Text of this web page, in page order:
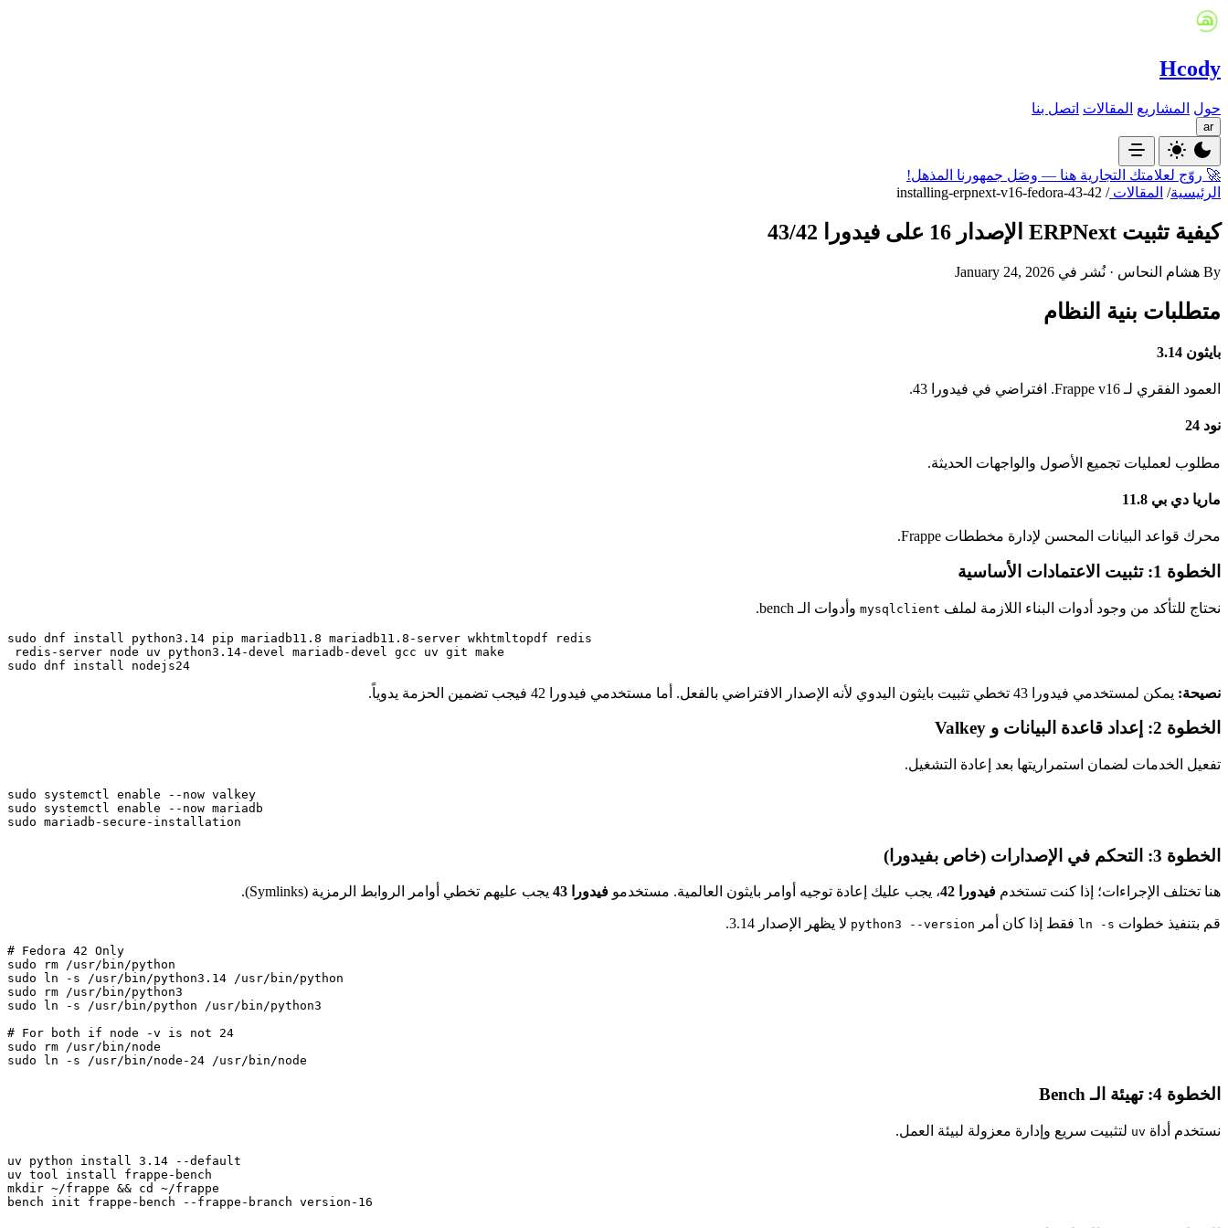
Hcody
حول المشاريع المقالات اتصل بنا
ar
🚀 روّج لعلامتك التجارية هنا — وصَل جمهورنا المذهل!
الرئيسية/ المقالات /
installing-erpnext-v16-fedora-43-42
كيفية تثبيت ERPNext الإصدار 16 على فيدورا 43/42
By هشام النحاس · نُشر في January 24, 2026
متطلبات بنية النظام
بايثون 3.14
العمود الفقري لـ Frappe v16. افتراضي في فيدورا 43.
نود 24
مطلوب لعمليات تجميع الأصول والواجهات الحديثة.
ماريا دي بي 11.8
محرك قواعد البيانات المحسن لإدارة مخططات Frappe.
الخطوة 1: تثبيت الاعتمادات الأساسية
نحتاج للتأكد من وجود أدوات البناء اللازمة لملف mysqlclient وأدوات الـ bench.
sudo dnf install python3.14 pip mariadb11.8 mariadb11.8-server wkhtmltopdf redis
redis-server node uv python3.14-devel mariadb-devel gcc uv git make
sudo dnf install nodejs24
نصيحة: يمكن لمستخدمي فيدورا 43 تخطي تثبيت بايثون اليدوي لأنه الإصدار الافتراضي بالفعل. أما مستخدمي فيدورا 42 فيجب تضمين الحزمة يدوياً.
الخطوة 2: إعداد قاعدة البيانات و Valkey
تفعيل الخدمات لضمان استمراريتها بعد إعادة التشغيل.
sudo systemctl enable --now valkey
sudo systemctl enable --now mariadb
sudo mariadb-secure-installation
الخطوة 3: التحكم في الإصدارات (خاص بفيدورا)
هنا تختلف الإجراءات؛ إذا كنت تستخدم فيدورا 42 ، يجب عليك إعادة توجيه أوامر بايثون العالمية. مستخدمو فيدورا 43 يجب عليهم تخطي أوامر الروابط الرمزية (Symlinks).
قم بتنفيذ خطوات ln -s فقط إذا كان أمر python3 --version لا يظهر الإصدار 3.14.
# Fedora 42 Only
sudo rm /usr/bin/python
sudo ln -s /usr/bin/python3.14 /usr/bin/python
sudo rm /usr/bin/python3
sudo ln -s /usr/bin/python /usr/bin/python3
# For both if node -v is not 24
sudo rm /usr/bin/node
sudo ln -s /usr/bin/node-24 /usr/bin/node
الخطوة 4: تهيئة الـ Bench
نستخدم أداة uv لتثبيت سريع وإدارة معزولة لبيئة العمل.
uv python install 3.14 --default
uv tool install frappe-bench
mkdir ~/frappe && cd ~/frappe
bench init frappe-bench --frappe-branch version-16